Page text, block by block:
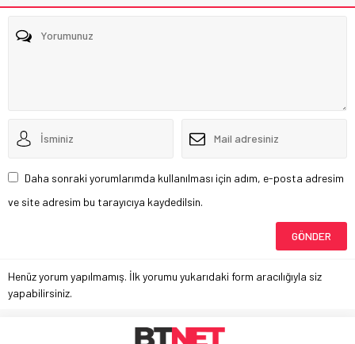
Daha sonraki yorumlarımda kullanılması için adım, e-posta adresim
ve site adresim bu tarayıcıya kaydedilsin.
Henüz yorum yapılmamış. İlk yorumu yukarıdaki form aracılığıyla siz
yapabilirsiniz.